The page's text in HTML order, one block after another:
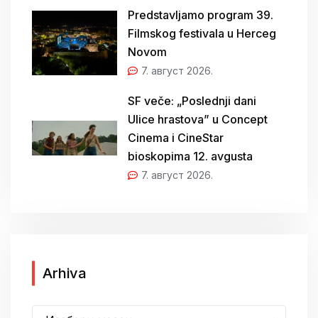
Predstavljamo program 39.
Filmskog festivala u Herceg
Novom
7. август 2026.
SF veče: „Poslednji dani
Ulice hrastova” u Concept
Cinema i CineStar
bioskopima 12. avgusta
7. август 2026.
Arhiva
h